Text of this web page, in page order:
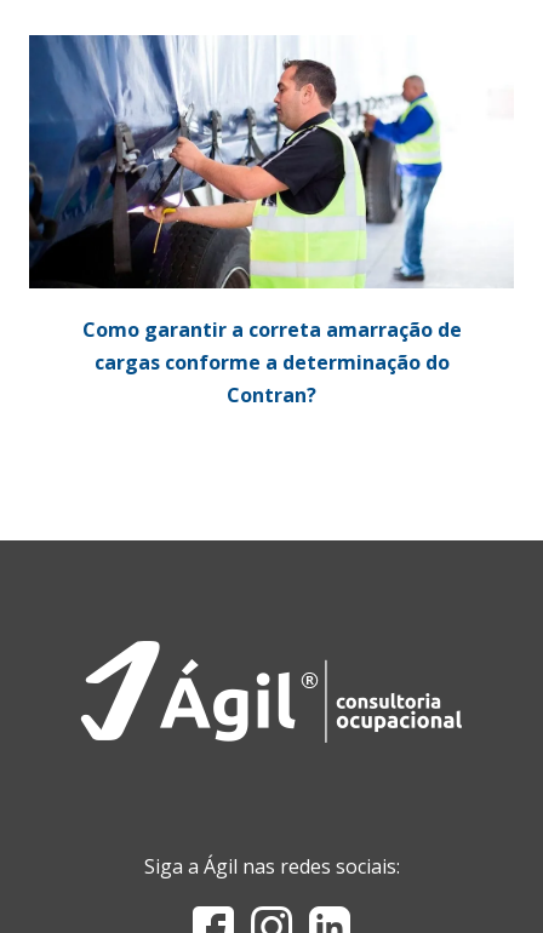
Como garantir a correta amarração de
cargas conforme a determinação do
Contran?
Siga a Ágil nas redes sociais: